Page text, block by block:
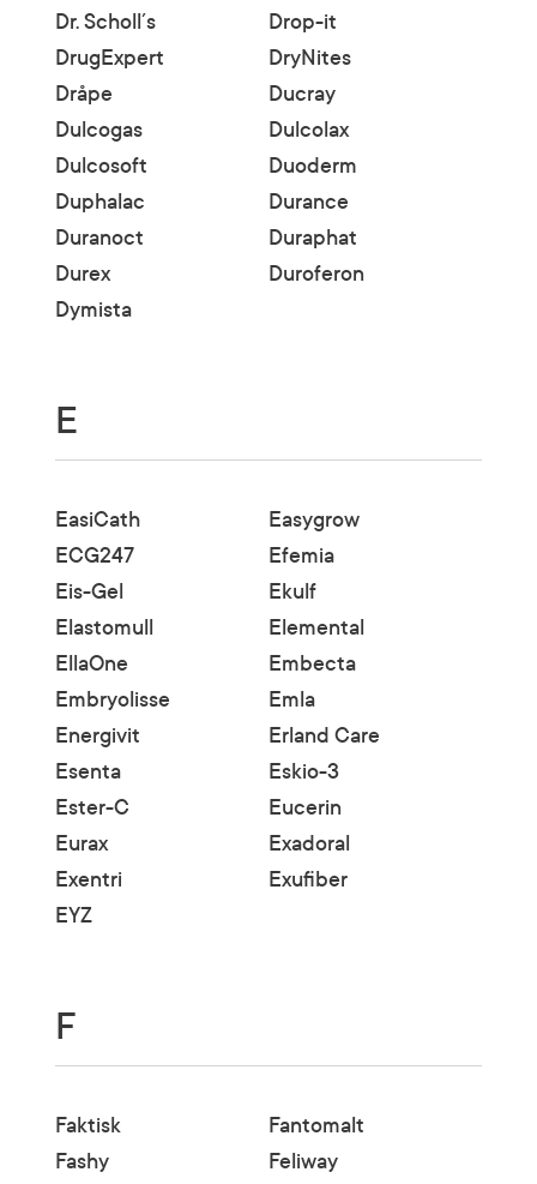
Dr. Scholl´s
Drop-it
DrugExpert
DryNites
Dråpe
Ducray
Dulcogas
Dulcolax
Dulcosoft
Duoderm
Duphalac
Durance
Duranoct
Duraphat
Durex
Duroferon
Dymista
E
EasiCath
Easygrow
ECG247
Efemia
Eis-Gel
Ekulf
Elastomull
Elemental
EllaOne
Embecta
Embryolisse
Emla
Energivit
Erland Care
Esenta
Eskio-3
Ester-C
Eucerin
Eurax
Exadoral
Exentri
Exufiber
EYZ
F
Faktisk
Fantomalt
Fashy
Feliway